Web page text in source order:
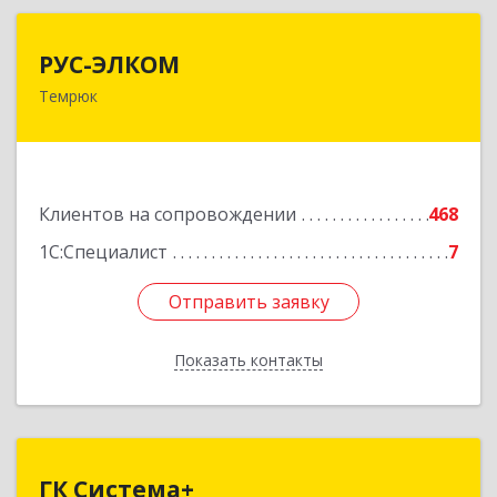
РУС-ЭЛКОМ
Темрюк
Клиентов на сопровождении
468
1С:Специалист
7
Отправить заявку
Показать контакты
353500, Краснодарский край, Темрюкский р-н,
Отправить заявку
Назад
ГК Система+